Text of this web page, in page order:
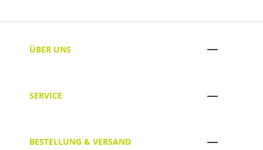
ÜBER UNS
SERVICE
BESTELLUNG & VERSAND